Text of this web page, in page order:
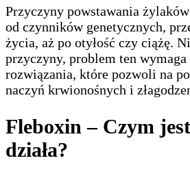
Przyczyny powstawania
od czynników genetycznych,
życia, aż po otyłość czy ciążę.
przyczyny, problem ten wymaga
rozwiązania, które pozwoli na
naczyń krwionośnych i
Fleboxin – Czym
działa?